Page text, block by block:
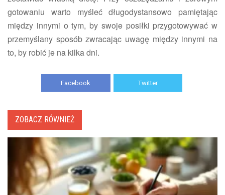
gotowaniu warto myśleć długodystansowo pamiętając
między innymi o tym, by swoje posiłki przygotowywać w
przemyślany sposób zwracając uwagę między innymi na
to, by robić je na kilka dni.
Facebook Twitter
ZOBACZ RÓWNIEŻ